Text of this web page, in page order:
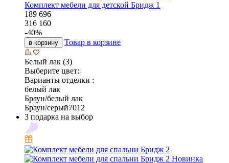
Комплект мебели для детской Бридж 1
189 696
316 160
-40%
в корзину Товар в корзине
Белый лак (3)
Выберите цвет:
Варианты отделки :
белый лак
Браун/белый лак
Браун/серый7012
3 подарка на выбор
Новинка